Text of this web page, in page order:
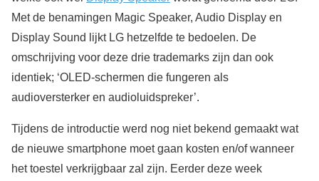
Met de benamingen Magic Speaker, Audio Display en
Display Sound lijkt LG hetzelfde te bedoelen. De
omschrijving voor deze drie trademarks zijn dan ook
identiek; ‘OLED-schermen die fungeren als
audioversterker en audioluidspreker’.
Tijdens de introductie werd nog niet bekend gemaakt wat
de nieuwe smartphone moet gaan kosten en/of wanneer
het toestel verkrijgbaar zal zijn. Eerder deze week